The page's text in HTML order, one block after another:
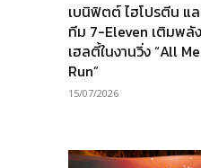
เบนิฟิตต์ ไฮโปรตีน แ
ทีม 7-Eleven เติมพลั
เฮลตี้ในงานวิ่ง “All
Run”
15/07/2026